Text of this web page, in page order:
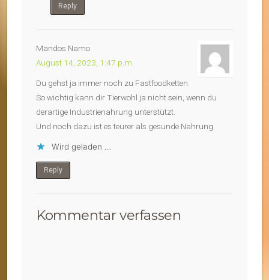
Reply
Mandos Namo
August 14, 2023, 1:47 p.m.
Du gehst ja immer noch zu Fastfoodketten.
So wichtig kann dir Tierwohl ja nicht sein, wenn du
derartige Industrienahrung unterstützt.
Und noch dazu ist es teurer als gesunde Nahrung.
Wird geladen …
Reply
Kommentar verfassen